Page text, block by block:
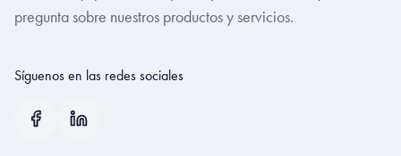
pregunta sobre nuestros productos y servicios.
Síguenos en las redes sociales